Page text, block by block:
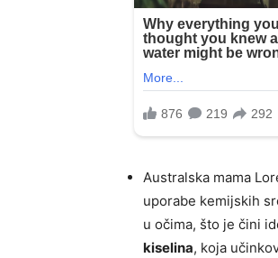
Australska mama
uporabe kemijskih
u očima, što je čini
kiselina, koja